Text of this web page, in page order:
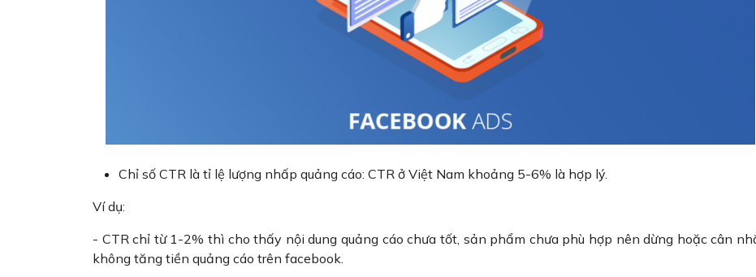
Chỉ số CTR là tỉ lệ lượng nhấp quảng cáo: CTR ở Việt Nam khoảng 5-6% là hợp lý.
Ví dụ:
- CTR chỉ từ 1-2% thì cho thấy nội dung quảng cáo chưa tốt, sản phẩm chưa phù hợp nên dừng hoặc cân
không tăng tiền quảng cáo trên facebook.